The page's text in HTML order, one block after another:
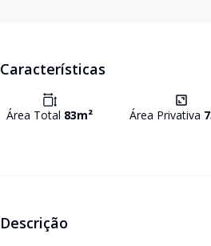
Características
Área Total 83m² Área Privativa
Descrição